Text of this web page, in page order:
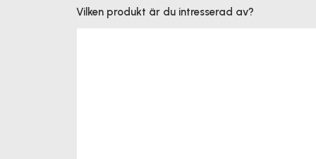
Vilken produkt är du intresserad av?